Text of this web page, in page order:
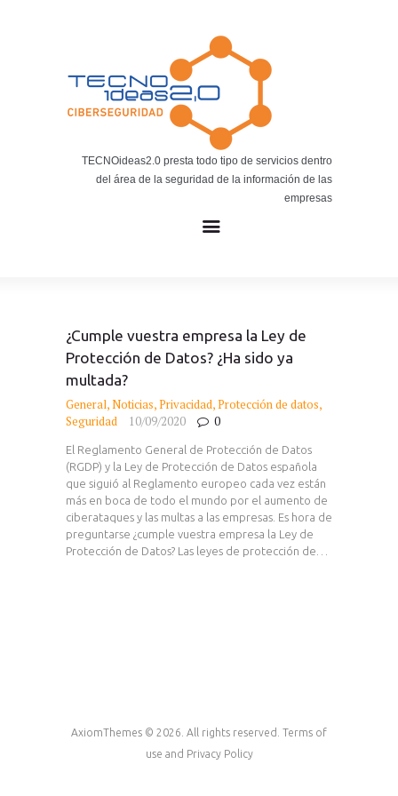
TECNOideas2.0 presta todo tipo de servicios dentro
del área de la seguridad de la información de las
empresas
BLOG TECNOIDEAS
Noticias tecnológicas.
¿Cumple vuestra empresa la Ley de
Protección de Datos? ¿Ha sido ya
multada?
General,Noticias,Privacidad,Protección de datos,
Seguridad
10/09/2020 0
El Reglamento General de Protección de Datos
(RGDP) y la Ley de Protección de Datos española
que siguió al Reglamento europeo cada vez están
más en boca de todo el mundo por el aumento de
ciberataques y las multas a las empresas. Es hora de
preguntarse ¿cumple vuestra empresa la Ley de
Protección de Datos? Las leyes de protección de…
AxiomThemes © 2026. All rights reserved. Terms of
use and Privacy Policy